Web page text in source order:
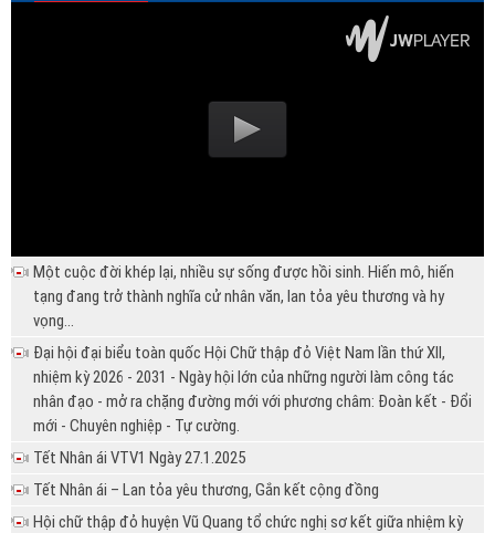
Một cuộc đời khép lại, nhiều sự sống được hồi sinh. Hiến mô, hiến
tạng đang trở thành nghĩa cử nhân văn, lan tỏa yêu thương và hy
vọng...
Đại hội đại biểu toàn quốc Hội Chữ thập đỏ Việt Nam lần thứ XII,
nhiệm kỳ 2026 - 2031 - Ngày hội lớn của những người làm công tác
nhân đạo - mở ra chặng đường mới với phương châm: Đoàn kết - Đổi
mới - Chuyên nghiệp - Tự cường.
Tết Nhân ái VTV1 Ngày 27.1.2025
Tết Nhân ái – Lan tỏa yêu thương, Gắn kết cộng đồng
Hội chữ thập đỏ huyện Vũ Quang tổ chức nghị sơ kết giữa nhiệm kỳ